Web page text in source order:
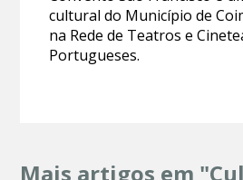
cultural do Município de
na Rede de Teatros e
Portugueses.
Mais artigos em